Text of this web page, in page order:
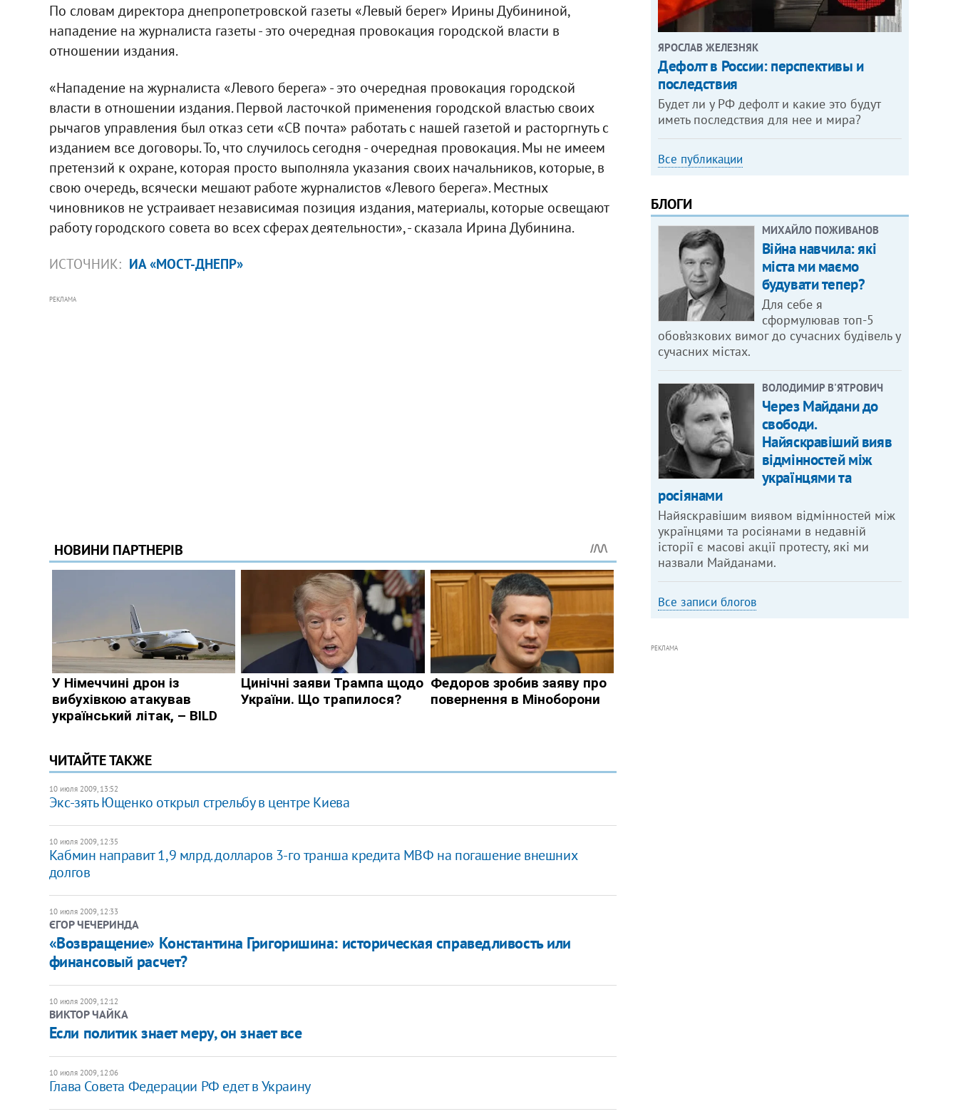
По словам директора днепропетровской газеты «Левый берег» Ирины Дубининой,
нападение на журналиста газеты - это очередная провокация городской власти в
отношении издания.
«Нападение на журналиста «Левого берега» - это очередная провокация городской
власти в отношении издания. Первой ласточкой применения городской властью своих
рычагов управления был отказ сети «СВ почта» работать с нашей газетой и расторгнуть с
изданием все договоры. То, что случилось сегодня - очередная провокация. Мы не имеем
претензий к охране, которая просто выполняла указания своих начальников, которые, в
свою очередь, всячески мешают работе журналистов «Левого берега». Местных
чиновников не устраивает независимая позиция издания, материалы, которые освещают
работу городского совета во всех сферах деятельности», - сказала Ирина Дубинина.
ИСТОЧНИК: ИА «МОСТ-ДНЕПР»
РЕКЛАМА
ЧИТАЙТЕ ТАКЖЕ
10 июля 2009, 13:52
Экс-зять Ющенко открыл стрельбу в центре Киева
10 июля 2009, 12:35
Кабмин направит 1,9 млрд. долларов 3-го транша кредита МВФ на погашение внешних
долгов
10 июля 2009, 12:33
ЄГОР ЧЕЧЕРИНДА
«Возвращение» Константина Григоришина: историческая справедливость или
финансовый расчет?
10 июля 2009, 12:12
ВИКТОР ЧАЙКА
Если политик знает меру, он знает все
10 июля 2009, 12:06
Глава Совета Федерации РФ едет в Украину
ЯРОСЛАВ ЖЕЛЕЗНЯК
Дефолт в России: перспективы и
последствия
Будет ли у РФ дефолт и какие это будут
иметь последствия для нее и мира?
Все публикации
БЛОГИ
МИХАЙЛО ПОЖИВАНОВ
Війна навчила: які
міста ми маємо
будувати тепер?
Для себе я
сформулював топ-5
обов’язкових вимог до сучасних будівель у
сучасних містах.
ВОЛОДИМИР В'ЯТРОВИЧ
Через Майдани до
свободи.
Найяскравіший вияв
відмінностей між
українцями та
росіянами
Найяскравішим виявом відмінностей між
українцями та росіянами в недавній
історії є масові акції протесту, які ми
назвали Майданами.
Все записи блогов
РЕКЛАМА